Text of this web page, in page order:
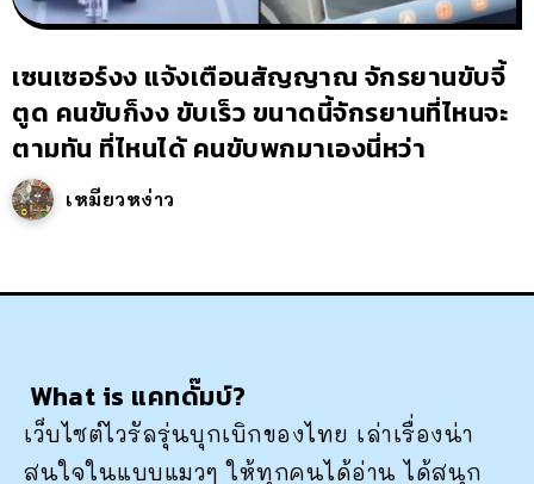
เซนเซอร์งง แจ้งเตือนสัญญาณ จักรยานขับจี้
ตูด คนขับก็งง ขับเร็ว ขนาดนี้จักรยานที่ไหนจะ
ตามทัน ที่ไหนได้ คนขับพกมาเองนี่หว่า
เหมียวหง่าว
What is แคทดั๊มบ์?
เว็บไซต์ไวรัลรุ่นบุกเบิกของไทย เล่าเรื่องน่า
สนใจในแบบแมวๆ ให้ทุกคนได้อ่าน ได้สนุก